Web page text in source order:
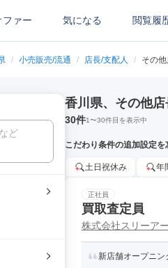
ファー 気になる 閲覧履
/ 小売販売/流通 / 店長/支配人 / その
香川県、その他
30件1〜30件目を表示中
こだわり条件の追加設定を
土日祝休み 年
正社員
買取査定員
株式会社スリーア
新店舗オープニ